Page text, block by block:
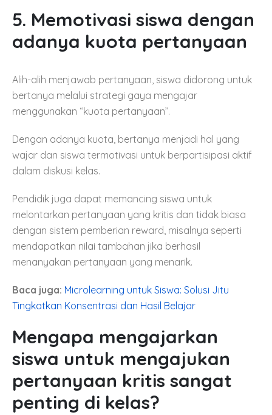
5. Memotivasi siswa dengan
adanya kuota pertanyaan
Alih-alih menjawab pertanyaan, siswa didorong untuk
bertanya melalui strategi gaya mengajar
menggunakan “kuota pertanyaan”.
Dengan adanya kuota, bertanya menjadi hal yang
wajar dan siswa termotivasi untuk berpartisipasi aktif
dalam diskusi kelas.
Pendidik juga dapat memancing siswa untuk
melontarkan pertanyaan yang kritis dan tidak biasa
dengan sistem pemberian reward, misalnya seperti
mendapatkan nilai tambahan jika berhasil
menanyakan pertanyaan yang menarik.
Baca juga: Microlearning untuk Siswa: Solusi Jitu
Tingkatkan Konsentrasi dan Hasil Belajar
Mengapa mengajarkan
siswa untuk mengajukan
pertanyaan kritis sangat
penting di kelas?